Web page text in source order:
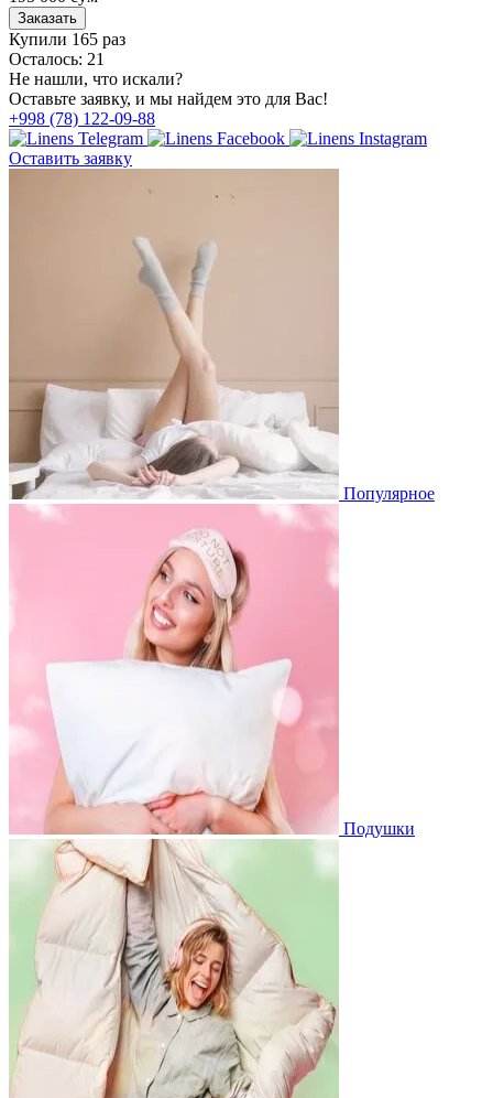
Заказать
Купили 165 раз
Осталось: 21
Не нашли, что искали?
Оставьте заявку, и мы найдем это для Вас!
+998 (78) 122-09-88
Оставить заявку
Популярное
Подушки